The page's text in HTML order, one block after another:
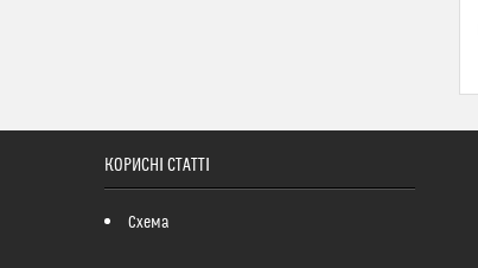
КОРИСНІ СТАТТІ
Схема